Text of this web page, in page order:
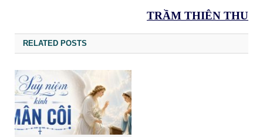
TRẦM THIÊN THU
RELATED POSTS